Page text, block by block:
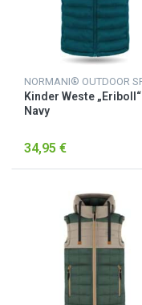
Kinder Weste „Eriboll“
Navy
34,95 €